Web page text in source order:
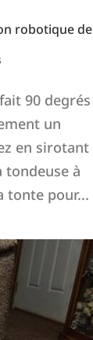
robotique de
90 degrés
un
en sirotant
à
tonte pour...